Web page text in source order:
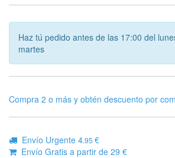
Haz tú pedido antes de las 17:00 del
martes
Compra 2 o más y obtén descuento por
Envío Urgente 4.95 €
Envío Gratis a partir de 29 €